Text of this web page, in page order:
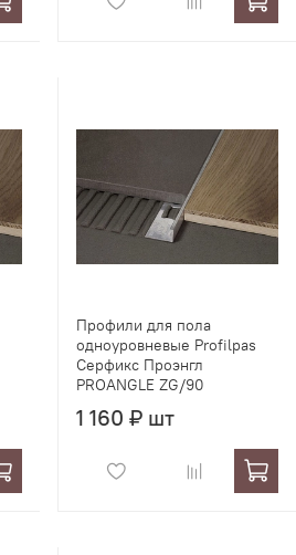
Профили для пола
одноуровневые Profilpas
Серфикс Проэнгл
PROANGLE ZG/90
1 160 ₽ шт